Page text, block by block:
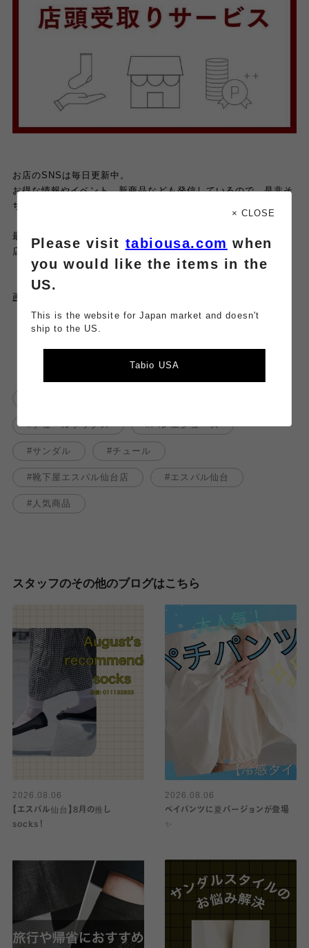
お店のSNSは毎日更新中。
お得な情報やイベント、新商品なども発信しているので、是非そ
ちらもチェックしてみてくださいね。
最後までご覧頂きありがとうございました♡
店舗でもお待ちしております。
画像tapでオンラインストアからご購入頂けます。
（店舗受け取りで送料無料！）
チュールソックス バレエシューズ
サンダル チュール
靴下屋エスパル仙台店 エスパル仙台
人気商品
スタッフのその他のブログはこちら
2026.08.06
【エスパル仙台】8月の推し
socks！
2026.08.06
ペイパンツに夏バージョンが登場
× CLOSE
Please visit tabiousa.com when
you would like the items in the
US.
This is the website for Japan market and doesn't
ship to the US.
Tabio USA